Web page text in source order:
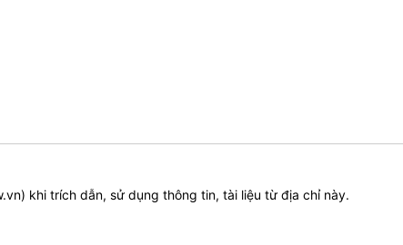
) khi trích dẫn, sử dụng thông tin, tài liệu từ địa chỉ này.